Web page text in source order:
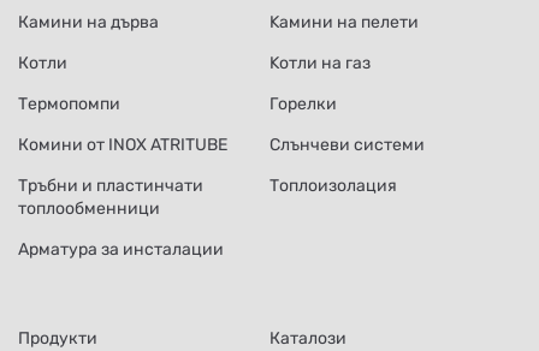
Камини на дърва
Kамини на пелети
Котли
Kотли на газ
Термопомпи
Горелки
Комини от INOX ATRITUBE
Слънчеви системи
Тръбни и пластинчати
топлообменници
Топлоизолация
Арматура за инсталации
Продукти
Каталози